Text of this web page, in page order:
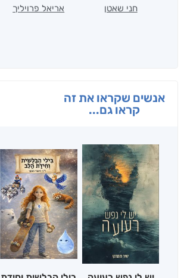
חני שאטן אריאל פרויליך
אנשים שקראו את זה
קראו גם...